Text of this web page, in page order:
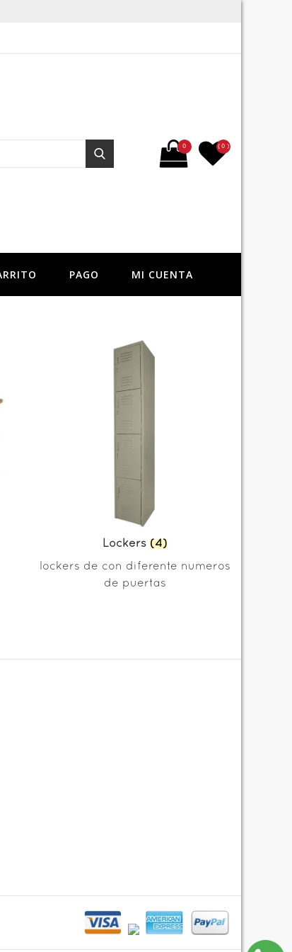
Buscar por:
Buscar
0 ( 0 )
PAGO MI CUENTA
Lockers (4)
lockers de con diferente numeros
de puertas